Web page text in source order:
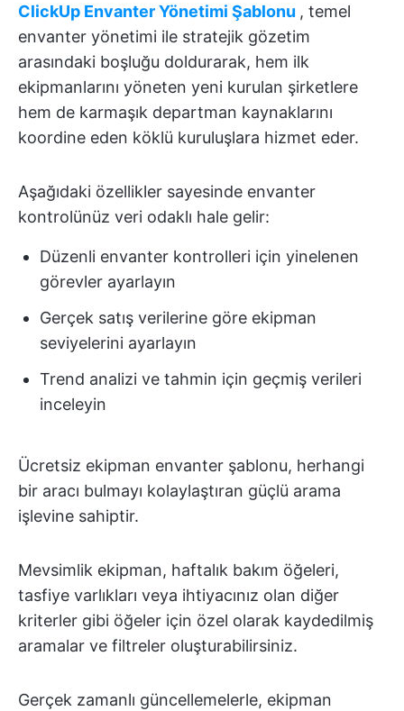
ClickUp Envanter Yönetimi Şablonu , temel
envanter yönetimi ile stratejik gözetim
arasındaki boşluğu doldurarak, hem ilk
ekipmanlarını yöneten yeni kurulan şirketlere
hem de karmaşık departman kaynaklarını
koordine eden köklü kuruluşlara hizmet eder.
Aşağıdaki özellikler sayesinde envanter
kontrolünüz veri odaklı hale gelir:
Düzenli envanter kontrolleri için yinelenen
görevler ayarlayın
Gerçek satış verilerine göre ekipman
seviyelerini ayarlayın
Trend analizi ve tahmin için geçmiş verileri
inceleyin
Ücretsiz ekipman envanter şablonu, herhangi
bir aracı bulmayı kolaylaştıran güçlü arama
işlevine sahiptir.
Mevsimlik ekipman, haftalık bakım öğeleri,
tasfiye varlıkları veya ihtiyacınız olan diğer
kriterler gibi öğeler için özel olarak kaydedilmiş
aramalar ve filtreler oluşturabilirsiniz.
Gerçek zamanlı güncellemelerle, ekipman